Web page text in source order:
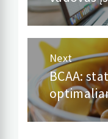
Next
Next
post:
BCAA: